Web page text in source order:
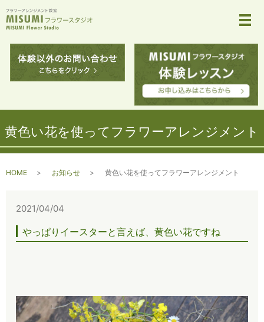
メ
黄色い花を使ってフラワーアレンジメント
HOME お知らせ 黄色い花を使ってフラワーアレンジメント
2021/04/04
やっぱりイースターと言えば、黄色い花ですね